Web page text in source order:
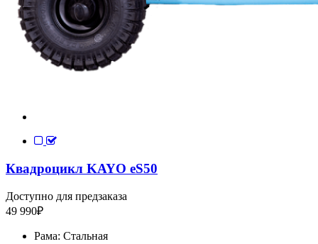
Квадроцикл KAYO еS50
Доступно для предзаказа
49 990₽
Рама: Стальная